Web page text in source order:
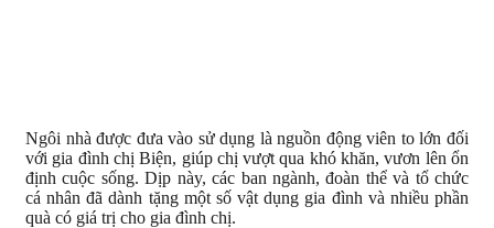
Ngôi nhà được đưa vào sử dụng là nguồn động viên to lớn đối
với gia đình chị Biện, giúp chị vượt qua khó khăn, vươn lên ổn
định cuộc sống. Dịp này, các ban ngành, đoàn thể và tổ chức
cá nhân đã dành tặng một số vật dụng gia đình và nhiều phần
quà có giá trị cho gia đình chị.